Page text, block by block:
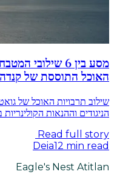
מסע בין 6
האוכל התוססת של קנדה
שילוב תרבויות האוכל של
הניגודים וההנאות
Read full story
Deia12 min read
Eagle's Nest Atitlan